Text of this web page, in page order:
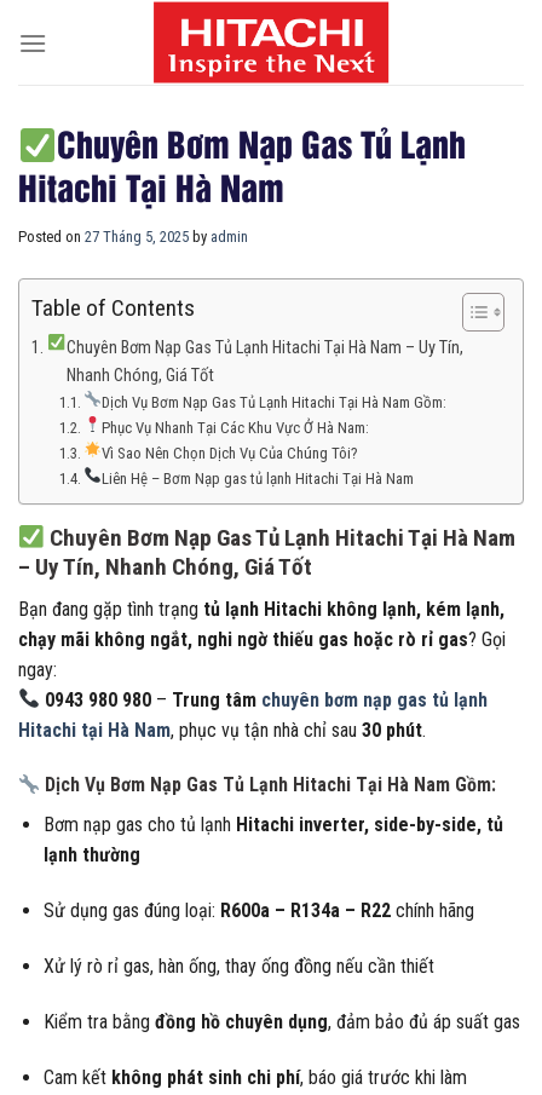
Chuyên Bơm Nạp Gas Tủ Lạnh
Hitachi Tại Hà Nam
Posted on 27 Tháng 5, 2025 by admin
Table of Contents
Chuyên Bơm Nạp Gas Tủ Lạnh Hitachi Tại Hà Nam – Uy Tín,
Nhanh Chóng, Giá Tốt
Dịch Vụ Bơm Nạp Gas Tủ Lạnh Hitachi Tại Hà Nam Gồm:
Phục Vụ Nhanh Tại Các Khu Vực Ở Hà Nam:
Vì Sao Nên Chọn Dịch Vụ Của Chúng Tôi?
Liên Hệ – Bơm Nạp gas tủ lạnh Hitachi Tại Hà Nam
Chuyên Bơm Nạp Gas Tủ Lạnh Hitachi Tại Hà Nam
– Uy Tín, Nhanh Chóng, Giá Tốt
Bạn đang gặp tình trạng tủ lạnh Hitachi không lạnh, kém lạnh,
chạy mãi không ngắt, nghi ngờ thiếu gas hoặc rò rỉ gas? Gọi
ngay:
0943 980 980 – Trung tâm chuyên bơm nạp gas tủ lạnh
Hitachi tại Hà Nam, phục vụ tận nhà chỉ sau 30 phút.
Dịch Vụ Bơm Nạp Gas Tủ Lạnh Hitachi Tại Hà Nam Gồm:
Bơm nạp gas cho tủ lạnh Hitachi inverter, side-by-side, tủ
lạnh thường
Sử dụng gas đúng loại: R600a – R134a – R22chính hãng
Xử lý rò rỉ gas, hàn ống, thay ống đồng nếu cần thiết
Kiểm tra bằng đồng hồ chuyên dụng, đảm bảo đủ áp suất gas
Cam kết không phát sinh chi phí, báo giá trước khi làm